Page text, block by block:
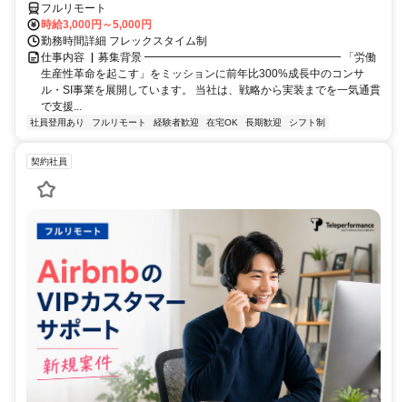
フルリモート
時給3,000円～5,000円
勤務時間詳細 フレックスタイム制
仕事内容 ▏募集背景 ━━━━━━━━━━━━━━━━━━ 「労働
生産性革命を起こす」をミッションに前年比300%成長中のコンサ
ル・SI事業を展開しています。 当社は、戦略から実装までを一気通貫
で支援...
社員登用あり フルリモート 経験者歓迎 在宅OK 長期歓迎 シフト制
契約社員